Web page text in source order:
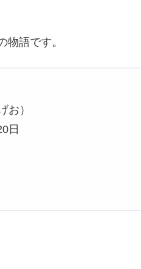
語です。
）
日